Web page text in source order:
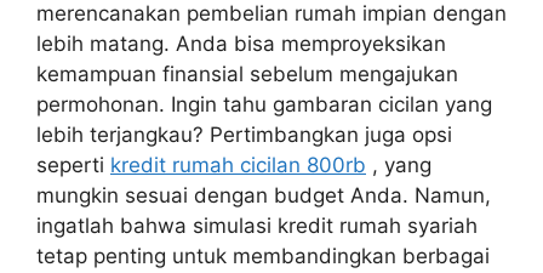
merencanakan pembelian rumah impian dengan
lebih matang. Anda bisa memproyeksikan
kemampuan finansial sebelum mengajukan
permohonan. Ingin tahu gambaran cicilan yang
lebih terjangkau? Pertimbangkan juga opsi
seperti kredit rumah cicilan 800rb , yang
mungkin sesuai dengan budget Anda. Namun,
ingatlah bahwa simulasi kredit rumah syariah
tetap penting untuk membandingkan berbagai